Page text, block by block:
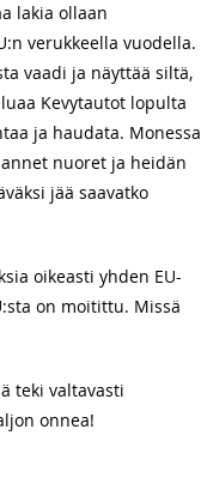
lakia ollaan
verukkeella vuodella.
vaadi ja näyttää siltä,
Kevytautot lopulta
ja haudata. Monessa
nuoret ja heidän
jää saavatko
oikeasti yhden EU-
on moitittu. Missä
teki valtavasti
onnea!